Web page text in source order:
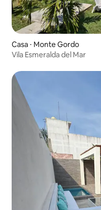
Casa ⋅ Monte Gordo
Vila Esmeralda del Mar